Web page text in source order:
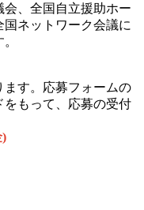
、全国自立援助ホー
国ネットワーク会議に
ます。応募フォームの
をもって、応募の受付
)